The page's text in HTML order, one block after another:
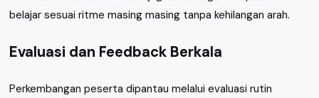
belajar sesuai ritme masing masing tanpa kehilangan arah.
Evaluasi dan Feedback Berkala
Perkembangan peserta dipantau melalui evaluasi rutin